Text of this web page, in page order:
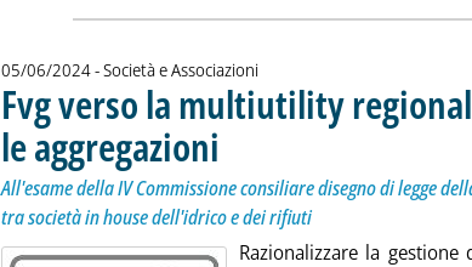
05/06/2024- Società e Associazioni
Fvg verso la multiutility
le aggregazioni . Sottotitolo: All'esame della IV
. Pubblicata mercoledì 05 giugno 2024 alle
All'esame della IV Commissione consiliare disegno di legge
tra società in house dell'idrico e dei rifiuti
Razionalizzare la